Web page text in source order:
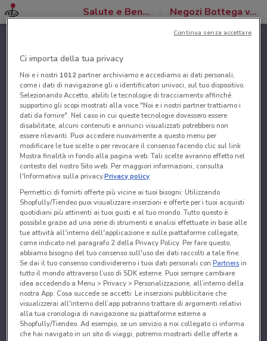
Salute e Benessere Negozi Bottega verde
Ci importa della tua privacy
Noi e i nostri 1012partner archiviamo e accediamo ai dati personali,
come i dati di navigazione gli o identificatori univoci, sul tuo dispositivo.
Selezionando Accetto, abiliti le tecnologie di tracciamento affinché
supportino gli scopi mostrati alla voce "Noi e i nostri partner trattiamo i
dati da fornire". Nel caso in cui queste tecnologie dovessero essere
disabilitate, alcuni contenuti e annunci visualizzati potrebbero non
essere rilevanti. Puoi accedere nuovamente a questo menu per
modificare le tue scelte o per revocare il consenso facendo clic sul link
Mostra finalità in fondo alla pagina web. Tali scelte avranno effetto nel
contesto del nostro Sito web. Per maggiori informazioni, consulta
l'Informativa sulla privacy.Privacy policy
Permettici di fornirti offerte più vicine ai tuoi bisogni: Utilizzando
Shopfully/Tiendeo puoi visualizzare inserzioni e offerte per i tuoi acquisti
quotidiani più attinenti ai tuoi gusti e al tuo mondo. Tutto questo è
possibile grazie ad una serie di strumenti e analisi effettuate in base alle
tue attività all'interno dell'applicazione e sulle piattaforme collegate,
come indicato nel paragrafo 2 della Privacy Policy. Per fare questo,
abbiamo bisogno del tuo consenso sull'uso dei dati raccolti a tale fine.
Se dai il tuo consenso condivideremo i tuoi dati personali conPartnersin
tutto il mondo attraverso l’uso di SDK esterne. Puoi sempre cambiare
idea accedendo a Menu > Privacy > Personalizzazione, all’interno della
nostra App. Cosa succede se accetti: Le inserzioni pubblicitarie che
visualizzerai all'interno dell’app potranno trattare di argomenti relativi
alla tua cronologia di navigazione su piattaforme esterne a
Shopfully/Tiendeo. Ad esempio, se un servizio a noi collegato ci informa
che hai navigato in un sito di viaggi, potremo mostrarti delle offerte a
Continua senza accettare